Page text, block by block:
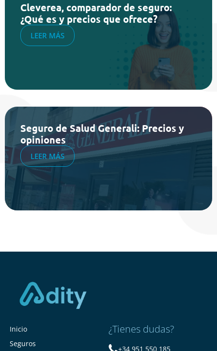
Cleverea, comparador de seguro:
¿Qué es y precios que ofrece?
LEER MÁS
Seguro de Salud Generali: Precios y
opiniones
LEER MÁS
Inicio
Seguros
¿Tienes dudas?
+34 951 550 185